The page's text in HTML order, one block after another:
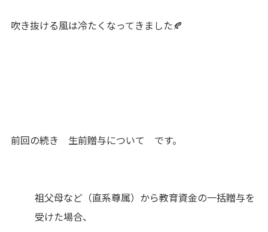
吹き抜ける風は冷たくなってきました🍂
前回の続き 生前贈与について です。
祖父母など（直系尊属）から教育資金の一括贈与を
受けた場合、